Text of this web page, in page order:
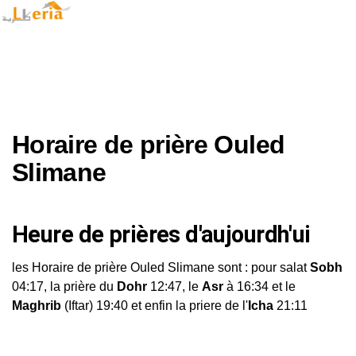
Horaire de prière Ouled
Slimane
Heure de prières d'aujourdh'ui
les Horaire de prière Ouled Slimane sont : pour salatSobh
04:17, la prière du Dohr 12:47, le Asr à 16:34 et le
Maghrib (Iftar) 19:40 et enfin la priere de l' Icha 21:11